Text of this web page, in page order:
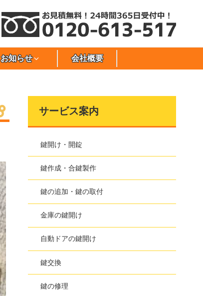
お知らせ 会社概要
サービス案内
鍵開け・開錠
鍵作成・合鍵製作
鍵の追加・鍵の取付
金庫の鍵開け
自動ドアの鍵開け
鍵交換
鍵の修理